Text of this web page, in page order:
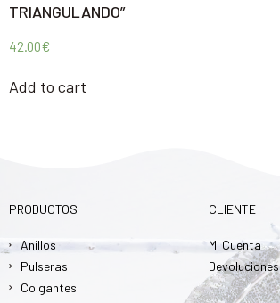
TRIANGULANDO”
42.00€
Add to cart
PRODUCTOS
Anillos
Pulseras
Colgantes
CLIENTE
Mi Cuenta
Devoluciones